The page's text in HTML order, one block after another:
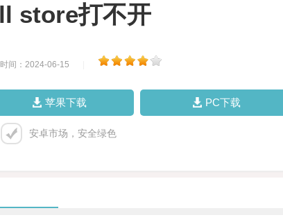
store打不开
时间：2024-06-15
苹果下载 PC下载
安卓市场，安全绿色